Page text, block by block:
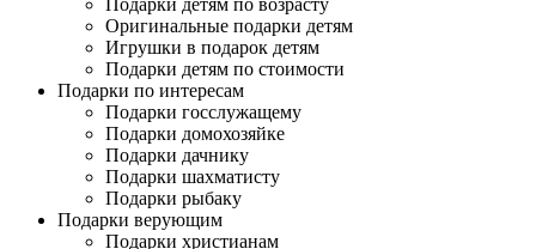
Подарки детям по возрасту
Оригинальные подарки детям
Игрушки в подарок детям
Подарки детям по стоимости
Подарки по интересам
Подарки госслужащему
Подарки домохозяйке
Подарки дачнику
Подарки шахматисту
Подарки рыбаку
Подарки верующим
Подарки христианам